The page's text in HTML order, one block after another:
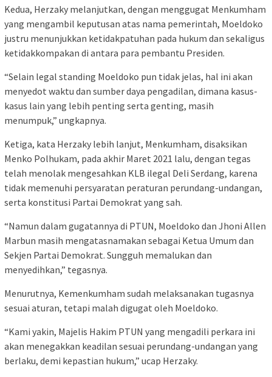
Kedua, Herzaky melanjutkan, dengan menggugat Menkumham
yang mengambil keputusan atas nama pemerintah, Moeldoko
justru menunjukkan ketidakpatuhan pada hukum dan sekaligus
ketidakkompakan di antara para pembantu Presiden.
“Selain legal standing Moeldoko pun tidak jelas, hal ini akan
menyedot waktu dan sumber daya pengadilan, dimana kasus-
kasus lain yang lebih penting serta genting, masih
menumpuk,” ungkapnya.
Ketiga, kata Herzaky lebih lanjut, Menkumham, disaksikan
Menko Polhukam, pada akhir Maret 2021 lalu, dengan tegas
telah menolak mengesahkan KLB ilegal Deli Serdang, karena
tidak memenuhi persyaratan peraturan perundang-undangan,
serta konstitusi Partai Demokrat yang sah.
“Namun dalam gugatannya di PTUN, Moeldoko dan Jhoni Allen
Marbun masih mengatasnamakan sebagai Ketua Umum dan
Sekjen Partai Demokrat. Sungguh memalukan dan
menyedihkan,” tegasnya.
Menurutnya, Kemenkumham sudah melaksanakan tugasnya
sesuai aturan, tetapi malah digugat oleh Moeldoko.
“Kami yakin, Majelis Hakim PTUN yang mengadili perkara ini
akan menegakkan keadilan sesuai perundang-undangan yang
berlaku, demi kepastian hukum,” ucap Herzaky.